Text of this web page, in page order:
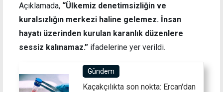
Açıklamada, “Ülkemiz denetimsizliğin ve
kuralsızlığın merkezi haline gelemez. İnsan
hayatı üzerinden kurulan karanlık düzenlere
sessiz kalınamaz.” ifadelerine yer verildi.
Gündem
Kaçakçılıkta son nokta: Ercan'dan